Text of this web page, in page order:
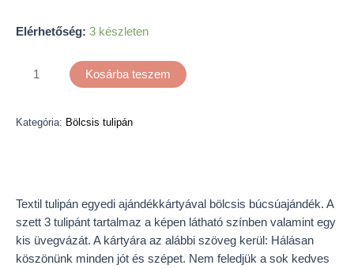
Elérhetőség: 3 készleten
Kosárba teszem
Kategória: Bölcsis tulipán
Textil tulipán egyedi ajándékkártyával bölcsis búcsúajándék. A
szett 3 tulipánt tartalmaz a képen látható színben valamint egy
kis üvegvázát. A kártyára az alábbi szöveg kerül: Hálásan
köszönünk minden jót és szépet. Nem feledjük a sok kedves